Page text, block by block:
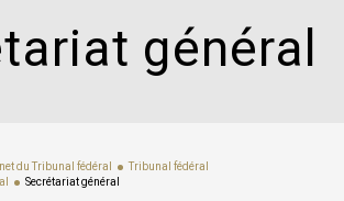
général
du Tribunal fédéral
Tribunal fédéral
Secrétariat général